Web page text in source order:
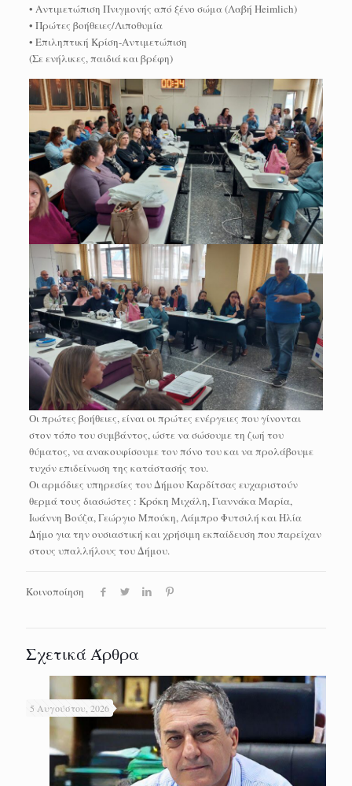
• Αντιμετώπιση Πνιγμονής από ξένο σώμα (Λαβή Heimlich)
• Πρώτες βοήθειες/Λιποθυμία
• Επιληπτική Κρίση-Αντιμετώπιση
(Σε ενήλικες, παιδιά και βρέφη)
Οι πρώτες βοήθειες, είναι οι πρώτες ενέργειες που γίνονται
στον τόπο του συμβάντος, ώστε να σώσουμε τη ζωή του
θύματος, να ανακουφίσουμε τον πόνο του και να προλάβουμε
τυχόν επιδείνωση της κατάστασής του.
Οι αρμόδιες υπηρεσίες του Δήμου Καρδίτσας ευχαριστούν
θερμά τους διασώστες : Κρόκη Μιχάλη, Γιαννάκα Μαρία,
Ιωάννη Βούζα, Γεώργιο Μπούκη, Λάμπρο Φυτσιλή και Ηλία
Δήμο για την ουσιαστική και χρήσιμη εκπαίδευση που παρείχαν
στους υπαλλήλους του Δήμου.
Κοινοποίηση
Σχετικά Άρθρα
5 Αυγούστου, 2026